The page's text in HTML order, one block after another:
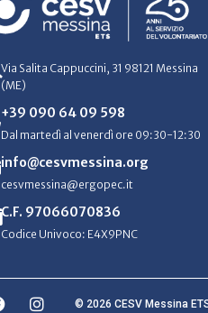
Via Salita Cappuccini, 31 98121 Messina
(ME)
+39 090 64 09 598
Dal martedì al venerdì ore 09:30-12:30
info@cesvmessina.org
cesvmessina@ergopec.it
C.F. 97066070836
Codice Univoco: E4X9PNC
© 2026 CESV Messina